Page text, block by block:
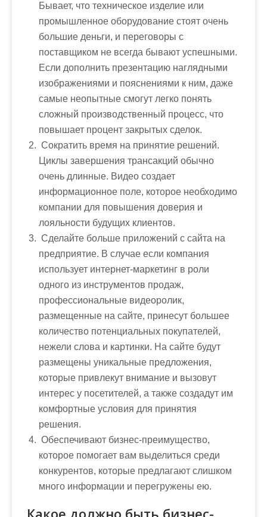
Бывает, что техническое изделие или
промышленное оборудование стоят очень
большие деньги, и переговоры с
поставщиком не всегда бывают успешными.
Если дополнить презентацию наглядными
изображениями и пояснениями к ним, даже
самые неопытные смогут легко понять
сложный производственный процесс, что
повышает процент закрытых сделок.
Сократить время на принятие решений.
Циклы завершения трансакций обычно
очень длинные. Видео создает
информационное поле, которое необходимо
компании для повышения доверия и
лояльности будущих клиентов.
Сделайте больше приложений с сайта на
предприятие. В случае если компания
использует интернет-маркетинг в роли
одного из инструментов продаж,
профессиональные видеоролик,
размещенные на сайте, принесут большее
количество потенциальных покупателей,
нежели слова и картинки. На сайте будут
размещены уникальные предложения,
которые привлекут внимание и вызовут
интерес у посетителей, а также создадут им
комфортные условия для принятия
решения.
Обеспечивают бизнес-преимущество,
которое помогает вам выделиться среди
конкурентов, которые предлагают слишком
много информации и перегружены ею.
Какое должно быть бизнес-